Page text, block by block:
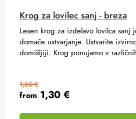
Krog za lovilec sanj - breza
from 1,30 €
1,60 €
Lesen krog za izdelavo lovilca sanj
domače ustvarjanje. Ustvarite
domišljiji. Krog ponujamo v